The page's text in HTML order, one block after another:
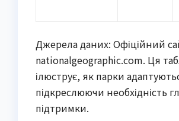
Джерела даних: Офіційний
nationalgeographic.com. Ця
ілюструє, як парки
підкреслюючи необхідність
підтримки.